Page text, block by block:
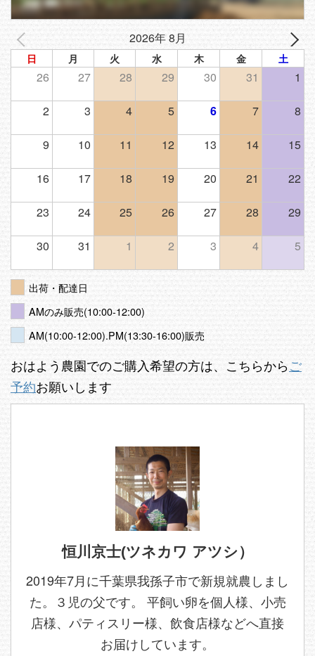
2026年 8月
日 月 火 水 木 金 土
26 27 28 29 30 31 1
2 3 4 5 6 7 8
9 10 11 12 13 14 15
16 17 18 19 20 21 22
23 24 25 26 27 28 29
30 31 1 2 3 4 5
出荷・配達日
AMのみ販売(10:00-12:00)
AM(10:00-12:00).PM(13:30-16:00)販売
おはよう農園でのご購入希望の方は、こちらからご
予約お願いします
恒川京士(ツネカワ アツシ）
2019年7月に千葉県我孫子市で新規就農しまし
た。３児の父です。 平飼い卵を個人様、小売
店様、パティスリー様、飲食店様などへ直接
お届けしています。